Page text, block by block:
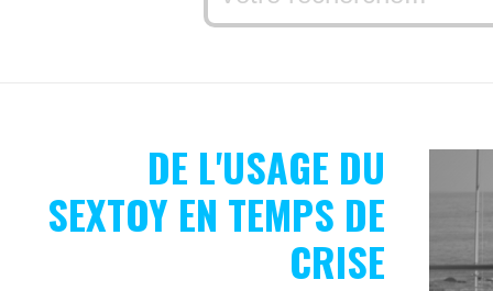
DE L'USAGE DU
SEXTOY EN TEMPS DE
CRISE